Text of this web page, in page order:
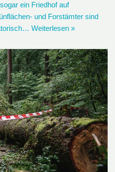
ein Friedhof auf
und Forstämter sind
Weiterlesen »